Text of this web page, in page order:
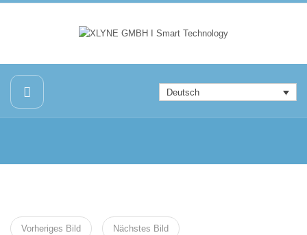
Deutsch
Vorheriges Bild Nächstes Bild